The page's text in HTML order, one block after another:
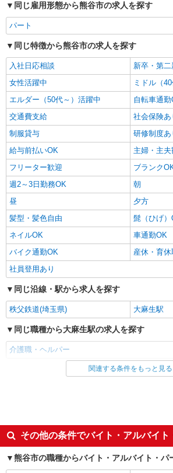
同じ雇用形態から熊谷市の求人を探す
パート
同じ特徴から熊谷市の求人を探す
入社日応相談
新卒・第
女性活躍中
ミドル（
エルダー（50代～）活躍中
自転車通勤
交通費支給
社会保険あ
制服貸与
研修制度あ
給与前払いOK
主婦・主夫
フリーター歓迎
ブランク
週2～3日勤務OK
朝
昼
夕方
髪型・髪色自由
髭（ひげ）
ネイルOK
車通勤OK
バイク通勤OK
産休・育休
社員登用あり
同じ沿線・駅から求人を探す
秩父鉄道(埼玉県) 大麻生駅
同じ職種から大麻生駅の求人を探す
介護職・ヘルパー
同じ雇用形態から大麻生駅の求人を探す
入社日応相談
新卒・第
女性活躍中
ミドル（
エルダー（50代～）活躍中
自転車通勤
関連する条件をもっと見る
その他の条件でバイト・アルバイト
熊谷市の職種からバイト・アルバイト・パ